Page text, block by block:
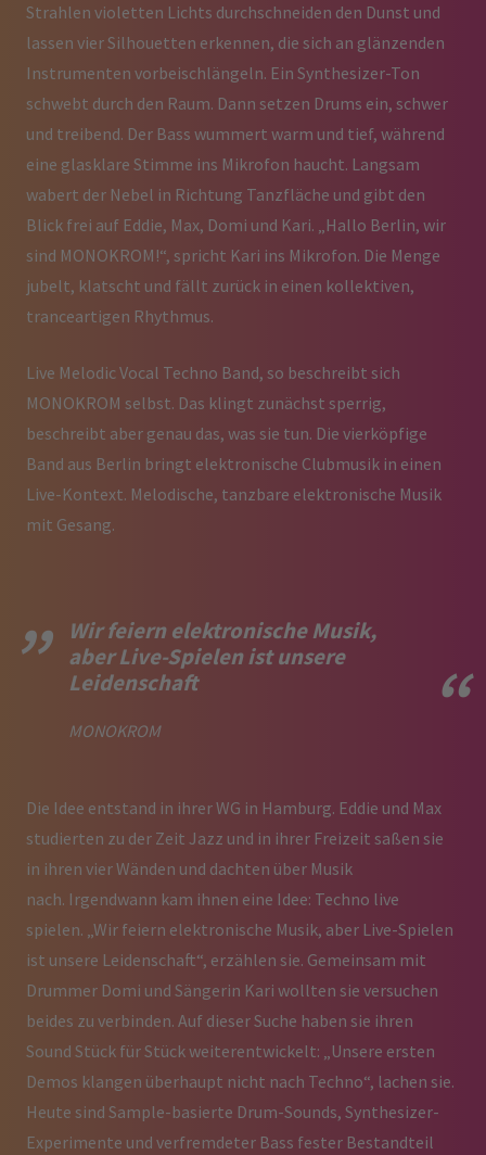
Strahlen violetten Lichts durchschneiden den Dunst und
lassen vier Silhouetten erkennen, die sich an glänzenden
Instrumenten vorbeischlängeln. Ein Synthesizer-Ton
schwebt durch den Raum. Dann setzen Drums ein, schwer
und treibend. Der Bass wummert warm und tief, während
eine glasklare Stimme ins Mikrofon haucht. Langsam
wabert der Nebel in Richtung Tanzfläche und gibt den
Blick frei auf Eddie, Max, Domi und Kari. „Hallo Berlin, wir
sind MONOKROM!“, spricht Kari ins Mikrofon. Die Menge
jubelt, klatscht und fällt zurück in einen kollektiven,
tranceartigen Rhythmus.
Live Melodic Vocal Techno Band, so beschreibt sich
MONOKROM selbst. Das klingt zunächst sperrig,
beschreibt aber genau das, was sie tun. Die vierköpfige
Band aus Berlin bringt elektronische Clubmusik in einen
Live-Kontext. Melodische, tanzbare elektronische Musik
mit Gesang.
Wir feiern elektronische Musik,
aber Live-Spielen ist unsere
Leidenschaft
MONOKROM
Die Idee entstand in ihrer WG in Hamburg. Eddie und Max
studierten zu der Zeit Jazz und in ihrer Freizeit saßen sie
in ihren vier Wänden und dachten über Musik
nach. Irgendwann kam ihnen eine Idee: Techno live
spielen. „Wir feiern elektronische Musik, aber Live-Spielen
ist unsere Leidenschaft“, erzählen sie. Gemeinsam mit
Drummer Domi und Sängerin Kari wollten sie versuchen
beides zu verbinden. Auf dieser Suche haben sie ihren
Sound Stück für Stück weiterentwickelt: „Unsere ersten
Demos klangen überhaupt nicht nach Techno“, lachen sie.
Heute sind Sample-basierte Drum-Sounds, Synthesizer-
Experimente und verfremdeter Bass fester Bestandteil